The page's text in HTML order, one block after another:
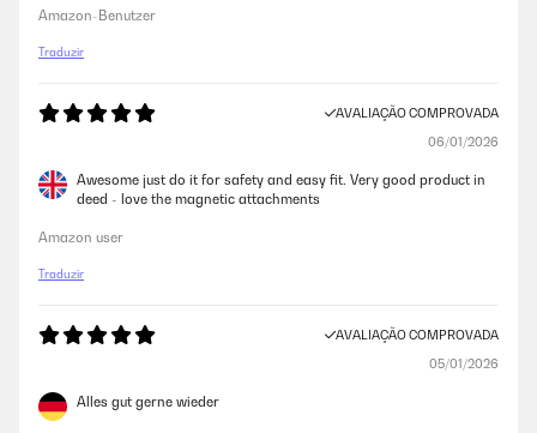
Amazon-Benutzer
Traduzir
AVALIAÇÃO COMPROVADA
06/01/2026
Awesome just do it for safety and easy fit. Very good product in
deed - love the magnetic attachments
Amazon user
Traduzir
AVALIAÇÃO COMPROVADA
05/01/2026
Alles gut gerne wieder